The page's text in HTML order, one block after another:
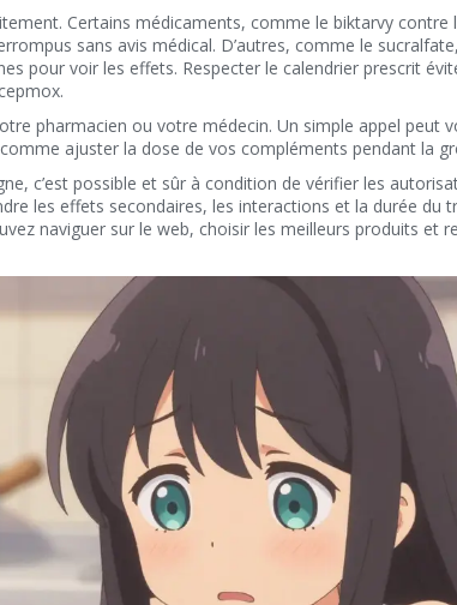
Certains médicaments, comme le biktarvy contre
sans avis médical. D’autres, comme le
pour voir les effets. Respecter le calendrier prescrit
pharmacien ou votre médecin. Un simple appel peut
ajuster la dose de vos compléments pendant la
c’est possible et sûr à condition de vérifier les
les effets secondaires, les interactions et la durée du
naviguer sur le web, choisir les meilleurs produits et